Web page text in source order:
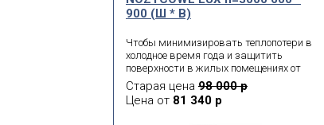
900 (Ш * В)
Чтобы минимизировать теплопотери в
холодное время года и защитить
поверхности в жилых помещениях от
образования конденсата, рекомендуем
установить лестницу NOZYCOWE с
теплоизоляцией. Конструкция ножничного
Старая цена 98 000 р
Цена от 81 340 р